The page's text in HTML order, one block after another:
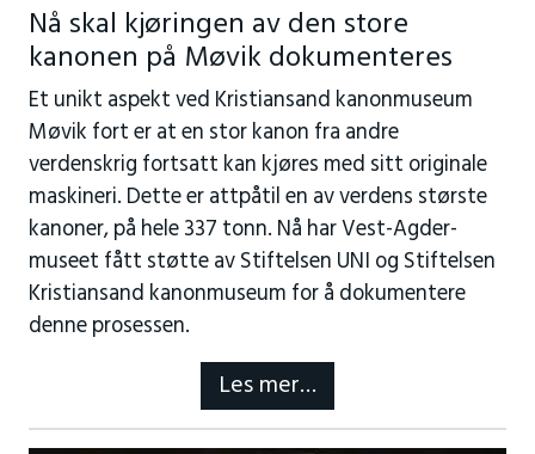
Nå skal kjøringen av den store
kanonen på Møvik dokumenteres
Et unikt aspekt ved Kristiansand kanonmuseum
Møvik fort er at en stor kanon fra andre
verdenskrig fortsatt kan kjøres med sitt originale
maskineri. Dette er attpåtil en av verdens største
kanoner, på hele 337 tonn. Nå har Vest-Agder-
museet fått støtte av Stiftelsen UNI og Stiftelsen
Kristiansand kanonmuseum for å dokumentere
denne prosessen.
Les mer…